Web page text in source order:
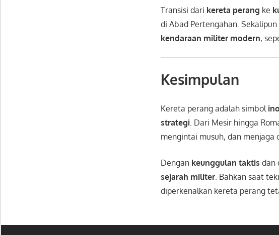
Transisi dari kereta perang ke
di Abad Pertengahan.
kendaraan militer modern,
Kesimpulan
Kereta perang adalah simbol
strategi . Dari Mesir hingga
mengintai musuh, dan menjaga
Dengan keunggulan taktis dan
sejarah militer . Bahkan saat
diperkenalkan kereta perang